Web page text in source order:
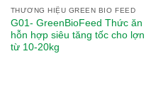
wishlist
THƯƠNG HIỆU GREEN BIO FEED
G01- GreenBioFeed Thức ăn
hỗn hợp siêu tăng tốc cho lợn
từ 10-20kg